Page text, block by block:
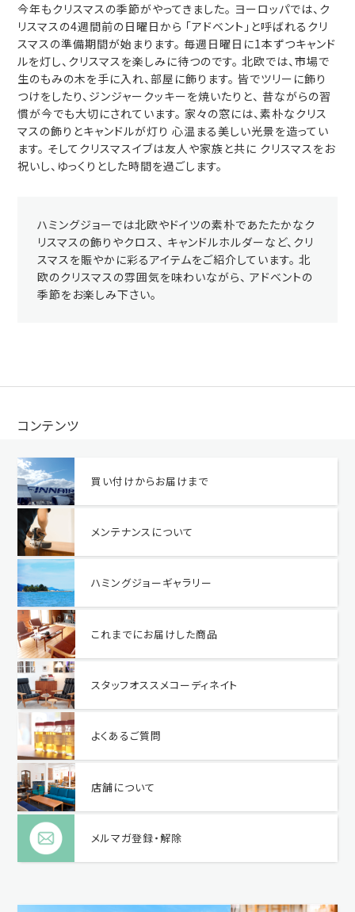
今年もクリスマスの季節がやってきました。 ヨーロッパでは、ク
リスマスの4週間前の日曜日から 「アドベント」と呼ばれるクリ
スマスの準備期間が始まります。 毎週日曜日に1本ずつキャンド
ルを灯し、クリスマスを楽しみに待つのです。 北欧では、市場で
生のもみの木を手に入れ、部屋に飾ります。 皆でツリーに飾り
つけをしたり、ジンジャークッキーを焼いたりと、 昔ながらの習
慣が今でも大切にされています。 家々の窓には、素朴なクリス
マスの飾りとキャンドルが灯り 心温まる美しい光景を造ってい
ます。 そしてクリスマスイブは友人や家族と共に クリスマスをお
祝いし、ゆっくりとした時間を過ごします。
ハミングジョーでは北欧やドイツの素朴であたたかなク
リスマスの飾りやクロス、 キャンドルホルダーなど、クリ
スマスを賑やかに彩るアイテムをご紹介しています。 北
欧のクリスマスの雰囲気を味わいながら、 アドベントの
季節をお楽しみ下さい。
コンテンツ
買い付けからお届けまで
メンテナンスについて
ハミングジョーギャラリー
これまでにお届けした商品
スタッフオススメコーディネイト
よくあるご質問
店舗について
メルマガ登録・解除